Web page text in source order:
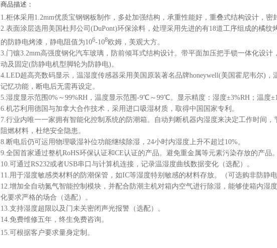
商品描述：
1.柜体采用1.2mm优质宝钢钢板制作，多处加强结构，承重性能好，重叠式结构设计，密
2.表面涂层选用美国杜邦公司(DuPont)环保涂料，处理采用先进的有18道工序组成的橘
的防静电烤漆，静电阻值为106-108欧姆，美观大方。
3.门镶3.2mm高强度钢化汽车玻璃，防前倾耳式结构设计。带平面加压把手锁一体化设
动及固定(防静电机型脚轮为防静电)。
4.LED超高亮数码显示，温湿度传感器采用美国原装著名品牌honeywell(美国霍尼韦尔)
记忆功能，断电后无需再设定。
5.湿度显示范围0%～99%RH，温度显示范围-9℃～99℃。显示精度：湿度±3%RH；温度
6.机芯利用德国与加拿大合作技术，采用进口吸湿材质，取得中国国家专利。
7.行业内唯一一家拥有智能化控制系统的防潮箱。自动判断机器内湿度来决定工作时间
阻燃材料，杜绝安全隐患。
8.断电后仍可运用物理吸湿补位功能继续除湿，24小时内湿度上升不超过10%。
9.全国首家通过整机RoHS环保认证和CE认证的产品。避免重金属等元素污染存放的产品
10.可通过RS232或者USB串口与计算机连接，记录温湿度曲线数据变化（选配）。
11.用于湿度敏感类材料的防潮保管，如IC等湿度特别敏感的材料存放。（可选购非防静
12.增加全自动氮气智能控制模块，并配合防潮主机对箱内空气进行除湿，能够使箱内湿
化要求严格的场合（选配）。
13.支持湿度超限以及门未关密闭声光报警（选配）。
14.免费维修五年，终生免费咨询。
15.可根据客户要求量身定制。